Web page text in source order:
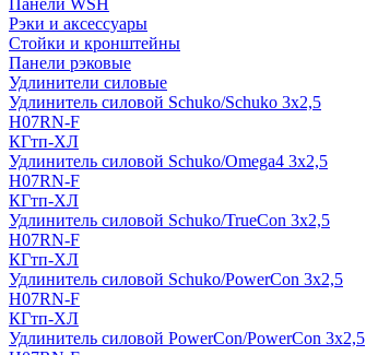
Панели WSH
Рэки и аксессуары
Стойки и кронштейны
Панели рэковые
Удлинители силовые
Удлинитель силовой Schuko/Schuko 3х2,5
H07RN-F
КГтп-ХЛ
Удлинитель силовой Schuko/Omega4 3х2,5
H07RN-F
КГтп-ХЛ
Удлинитель силовой Schuko/TrueCon 3х2,5
H07RN-F
КГтп-ХЛ
Удлинитель силовой Schuko/PowerCon 3х2,5
H07RN-F
КГтп-ХЛ
Удлинитель силовой PowerCon/PowerCon 3х2,5